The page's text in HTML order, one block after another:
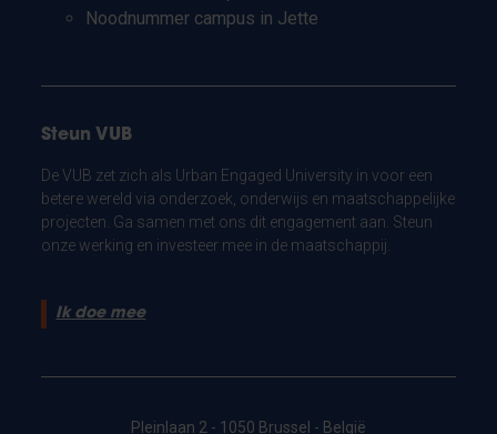
Noodnummer campus in Jette
Steun VUB
De VUB zet zich als Urban Engaged University in voor een
betere wereld via onderzoek, onderwijs en maatschappelijke
projecten. Ga samen met ons dit engagement aan. Steun
onze werking en investeer mee in de maatschappij.
Ik doe mee
Pleinlaan 2 - 1050 Brussel - België